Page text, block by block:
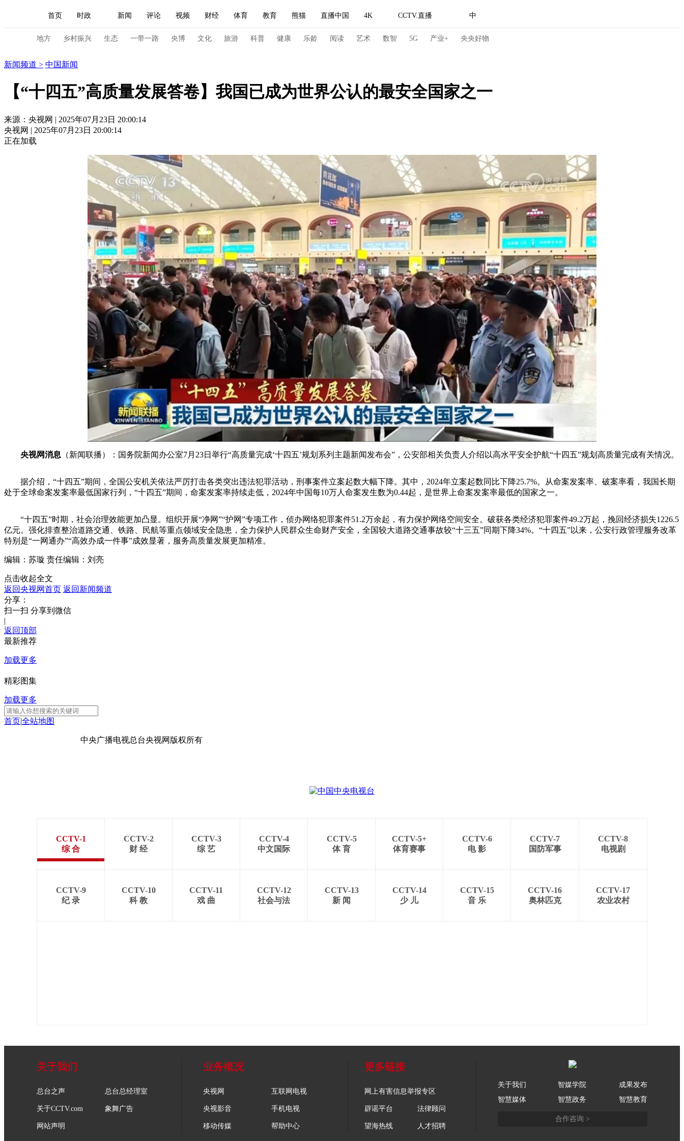
首页 时政 新闻 评论 视频 财经 体育 教育 熊猫 直播中国 4K CCTV.直播 中
人民领袖习近平 中国领导人 央视快评 习式妙语 热解读 天天学习
直播 栏目大全 节目单 听音 微视频 主持人 下载央视影音
海外频道 iPanda English Монгол
地方 乡村振兴 生态 一带一路 央博 文化 旅游 科普 健康 乐龄 阅读 艺术 数智 5G 产业+ 央央好物
新闻 国内 国际 评论
人民领袖习近平 联播+
小央视频 小央直播 直播中国 VR/AR 全景新闻
前线 比划 快看 蓝海中国 新兵请入列 人生第一次 人生第二次
直播 竞猜 2026年世界杯 2026年冬奥会 CBA NBA 中超 国足 国际足球 网球 综合体育
CCTV奥林匹克频道 生活体育大会 体育江湖 文化体育 冰雪道路 足球道路
教育 乡村振兴 生态环境 一带一路 央博 非遗 文化 旅游 科普 健康 汽车 数智 5G 产业+
大国展会 大国保险 云顶对话 云起 超级工厂 智敬中国 全民健康 颜选攻略 海洋 时尚 天气 才艺 网展 央央好物
CCTV.节目官网 直播 节目单 栏目 片库 热播榜 总台企业白名单
新闻频道 > 中国新闻
【“十四五”高质量发展答卷】我国已成为世界公认的最安全国家之一
来源：央视网 | 2025年07月23日 20:00:14
央视网 | 2025年07月23日 20:00:14
正在加载
央视网消息 （新闻联播）：国务院新闻办公室7月23日举行“高质量完成‘十四五’规划系列主题新闻发布会”，公安部相关负责人介绍以高水平安全护航“十四五”规划高质量完成有关情况。
据介绍，“十四五”期间，全国公安机关依法严厉打击各类突出违法犯罪活动，刑事案件立案起数大幅下降。其中，2024年立案起数同比下降25.7%。从命案发案率、破案率看，我国长期
处于全球命案发案率最低国家行列，“十四五”期间，命案发案率持续走低，2024年中国每10万人命案发生数为0.44起，是世界上命案发案率最低的国家之一。
“十四五”时期，社会治理效能更加凸显。组织开展“净网”“护网”专项工作，侦办网络犯罪案件51.2万余起，有力保护网络空间安全。破获各类经济犯罪案件49.2万起，挽回经济损失1226.5
亿元。强化排查整治道路交通、铁路、民航等重点领域安全隐患，全力保护人民群众生命财产安全，全国较大道路交通事故较“十三五”同期下降34%。“十四五”以来，公安行政管理服务改革
特别是“一网通办”“高效办成一件事”成效显著，服务高质量发展更加精准。
编辑：苏璇 责任编辑：刘亮
点击收起全文
返回央视网首页 返回新闻频道
分享：
扫一扫 分享到微信
|
返回顶部
最新推荐
加载更多
精彩图集
加载更多
首页|全站地图
中央广播电视总台央视网 版权所有
CCTV-1
综 合
CCTV-2
财 经
CCTV-3
综 艺
CCTV-4
中文国际
CCTV-5
体 育
CCTV-5+
体育赛事
CCTV-6
电 影
CCTV-7
国防军事
CCTV-8
电视剧
CCTV-9
纪 录
CCTV-10
科 教
CCTV-11
戏 曲
CCTV-12
社会与法
CCTV-13
新 闻
CCTV-14
少 儿
CCTV-15
音 乐
CCTV-16
奥林匹克
CCTV-17
农业农村
关于我们
总台之声 总台总经理室
关于CCTV.com 象舞广告
网站声明
业务概况
央视网 互联网电视
央视影音 手机电视
移动传媒 帮助中心
更多链接
网上有害信息举报专区
辟谣平台 法律顾问
望海热线 人才招聘
关于我们 智媒学院
成果发布
智慧媒体
智慧政务 智慧教育
合作咨询 >